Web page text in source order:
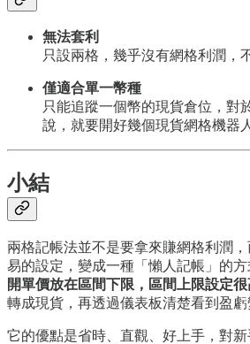
無法套利
只設兩格，幾乎沒有網格利潤，
僅適合單一幣種
只能追蹤一個幣的現貨倉位，對
說，就要開好幾個現貨網格機器
小結
兩格記帳法並不是要拿來賺網格利潤
易的設定，變成一種「懶人記帳」的方
開單價放在區間下限，區間上限設定很
轉成現貨，再透過儀表板清楚看到盈虧
它的優點是省時、直觀、好上手，對